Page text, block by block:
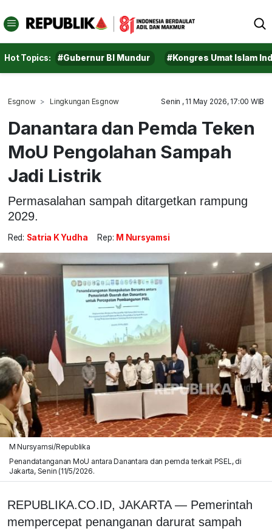
Hot Topics: #Gubernur BI Mundur #Kongres Umat Islam
Esgnow Lingkungan Esgnow Senin , 11 May 2026, 17:00 WIB
Danantara dan Pemda Teken
MoU Pengolahan Sampah
Jadi Listrik
Permasalahan sampah ditargetkan rampung
2029.
Red: Satria K Yudha Rep: M Nursyamsi
M Nursyamsi/Republika
Penandatanganan MoU antara Danantara dan pemda terkait PSEL, di
Jakarta, Senin (11/5/2026.
REPUBLIKA.CO.ID, JAKARTA — Pemerintah
mempercepat penanganan darurat sampah